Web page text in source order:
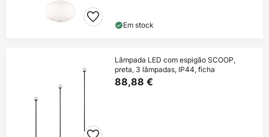
Em stock
Lâmpada LED com espigão SCOOP,
preta, 3 lâmpadas, IP44, ficha
88,88 €